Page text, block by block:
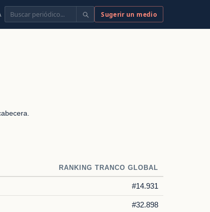
Buscar Sugerir un medio
RANKING TRANCO GLOBAL
#14.931
#32.898